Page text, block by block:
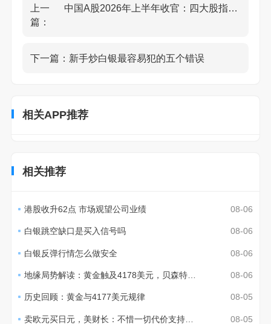
上一
篇：
中国A股2026年上半年收官：四大股指累计收涨
下一篇： 新手炒白银最容易犯的五个错误
相关APP推荐
相关推荐
08-06
港股收升62点 市场观望公司业绩
08-06
白银跳空缺口是买入信号吗
08-06
白银反弹行情怎么做安全
08-06
地缘局势解读：黄金触及4178美元，贝森特称通胀温和
08-05
历史回顾：黄金与4177美元规律
08-05
卖欧元买日元，美财长：不惜一切代价支持日本稳定汇市